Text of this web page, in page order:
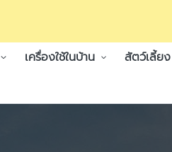
เครื่องใช้ในบ้าน สัตว์เลี้ยง